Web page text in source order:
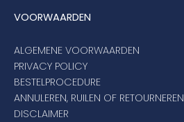
VOORWAARDEN
ALGEMENE VOORWAARDEN
PRIVACY POLICY
BESTELPROCEDURE
ANNULEREN, RUILEN OF RETOURNEREN
DISCLAIMER